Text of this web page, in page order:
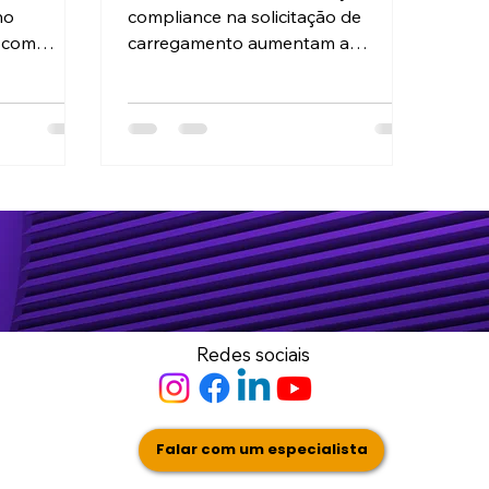
Visibilidade do Aceite do
Motorista
compliance na solicitação de
carregamento aumentam a
redução de erros
Falar com um especialista
Redes sociais